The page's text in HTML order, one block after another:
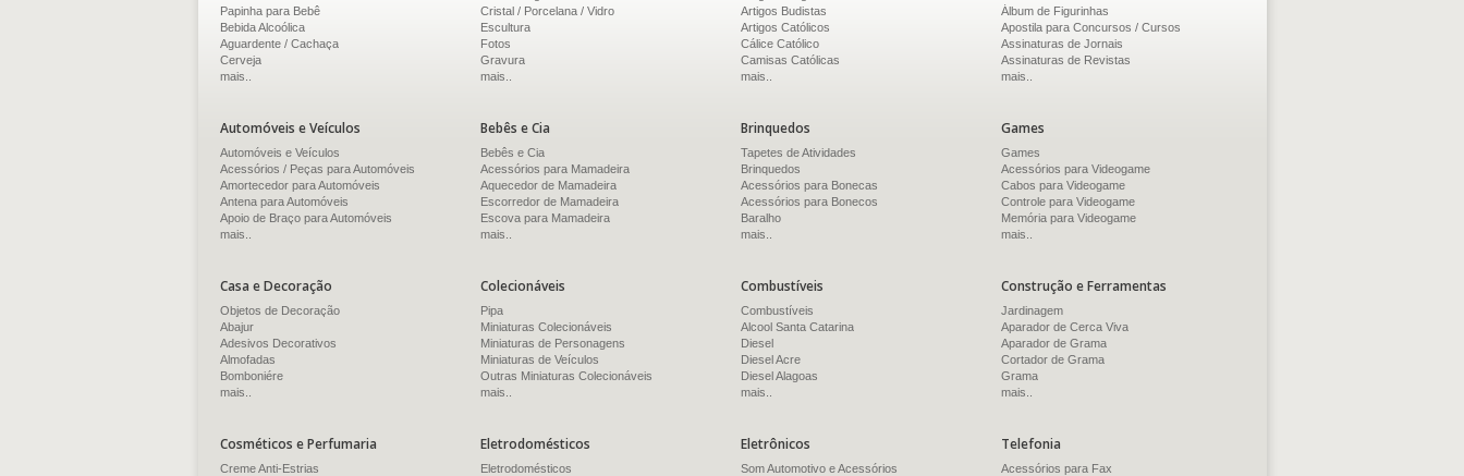
Papinha para Bebê
Bebida Alcoólica
Aguardente / Cachaça
Cerveja
mais..
Cristal / Porcelana / Vidro
Escultura
Fotos
Gravura
mais..
Artigos Budistas
Artigos Católicos
Cálice Católico
Camisas Católicas
mais..
Álbum de Figurinhas
Apostila para Concursos / Cursos
Assinaturas de Jornais
Assinaturas de Revistas
mais..
Automóveis e Veículos
Automóveis e Veículos
Acessórios / Peças para Automóveis
Amortecedor para Automóveis
Antena para Automóveis
Apoio de Braço para Automóveis
mais..
Bebês e Cia
Bebês e Cia
Acessórios para Mamadeira
Aquecedor de Mamadeira
Escorredor de Mamadeira
Escova para Mamadeira
mais..
Brinquedos
Tapetes de Atividades
Brinquedos
Acessórios para Bonecas
Acessórios para Bonecos
Baralho
mais..
Games
Games
Acessórios para Videogame
Cabos para Videogame
Controle para Videogame
Memória para Videogame
mais..
Casa e Decoração
Objetos de Decoração
Abajur
Adesivos Decorativos
Almofadas
Bomboniére
mais..
Colecionáveis
Pipa
Miniaturas Colecionáveis
Miniaturas de Personagens
Miniaturas de Veículos
Outras Miniaturas Colecionáveis
mais..
Combustíveis
Combustíveis
Alcool Santa Catarina
Diesel
Diesel Acre
Diesel Alagoas
mais..
Construção e Ferramentas
Jardinagem
Aparador de Cerca Viva
Aparador de Grama
Cortador de Grama
Grama
mais..
Cosméticos e Perfumaria
Creme Anti-Estrias
Eletrodomésticos
Eletrodomésticos
Eletrônicos
Som Automotivo e Acessórios
Telefonia
Acessórios para Fax